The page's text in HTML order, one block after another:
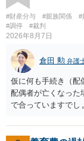
#財産分与 #親族関係 #
#調停
#裁判
2026年8月7日
倉田 勲 弁護
仮に何も手続き（配
配偶者が亡くなった
で合っていますで
完全に所有する場合